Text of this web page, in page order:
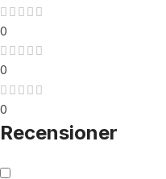
0
0
0
Recensioner